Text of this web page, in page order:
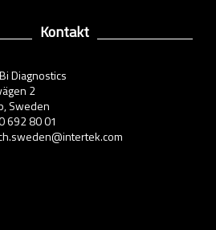
Kontakt
Diagnostics
2
Sweden
692 80 01